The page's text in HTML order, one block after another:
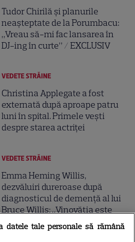
Tudor Chirilă și planurile
neașteptate de la Porumbacu:
„Vreau să-mi fac lansarea în
DJ-ing în curte” / EXCLUSIV
VEDETE STRĂINE
Christina Applegate a fost
externată după aproape patru
luni în spital. Primele vești
despre starea actriței
VEDETE STRĂINE
Emma Heming Willis,
dezvăluiri dureroase după
diagnosticul de demență al lui
Bruce Willis: „Vinovăția este
ceva ce port mereu cu mine”
datele tale personale să rămână